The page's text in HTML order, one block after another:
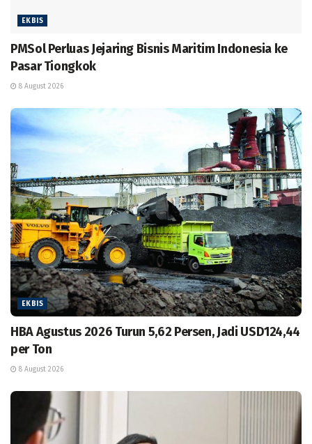
EKBIS
PMSol Perluas Jejaring Bisnis Maritim Indonesia ke
Pasar Tiongkok
8 August 2026
EKBIS
HBA Agustus 2026 Turun 5,62 Persen, Jadi USD124,44
per Ton
8 August 2026